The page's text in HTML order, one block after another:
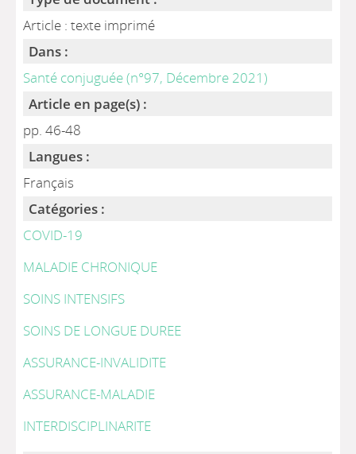
Article : texte imprimé
Dans :
Santé conjuguée (n°97, Décembre 2021)
Article en page(s) :
pp. 46-48
Langues :
Français
Catégories :
COVID-19
MALADIE CHRONIQUE
SOINS INTENSIFS
SOINS DE LONGUE DUREE
ASSURANCE-INVALIDITE
ASSURANCE-MALADIE
INTERDISCIPLINARITE